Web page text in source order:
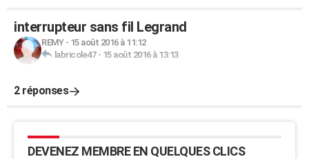
interrupteur sans fil Legrand
REMY- 15 août 2016 à 11:12
labricole47- 15 août 2016 à 13:13
2 réponses
DEVENEZ MEMBRE EN QUELQUES CLICS